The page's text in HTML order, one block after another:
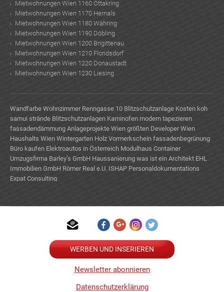
Mietwohnungen Wien 1160 Ottakring
Mietwohnungen Wien 1170 Hernals
Mietwohnungen Wien 1180 Währing
Mietwohnungen Wien 1190 Döbling
Mietwohnungen Wien 1200 Brigittenau
Mietwohnungen Wien 1210 Floridsdorf
Mietwohnungen Wien 1220 Donaustadt
Mietwohnungen Wien 1230 Liesing
Wandfarbe Wohnzimmer Renngasse 10 Blitzschutzanlage Kosten koh
samui strände Blitzschutzanlagen Kaminofen modern tapezieren
fassadendämmung Anlageprojekte Wien größten Developer Wien
Haushalts Wien Wintergarten Holz Vormerkschein fassadenbegrünung
Büro kaufen Elektroautos in Österreich Modulhaus Container
Umzugsfirma Barley’s GmbH Haussanierung was ist ein Architekt EHL
Immobilien GmbH Römer Real e.U. ISHAP Personaldokumentations
Expat Consulting
WERBEN UND INSERIEREN
Newsletter abonnieren
Datenschutzerklärung